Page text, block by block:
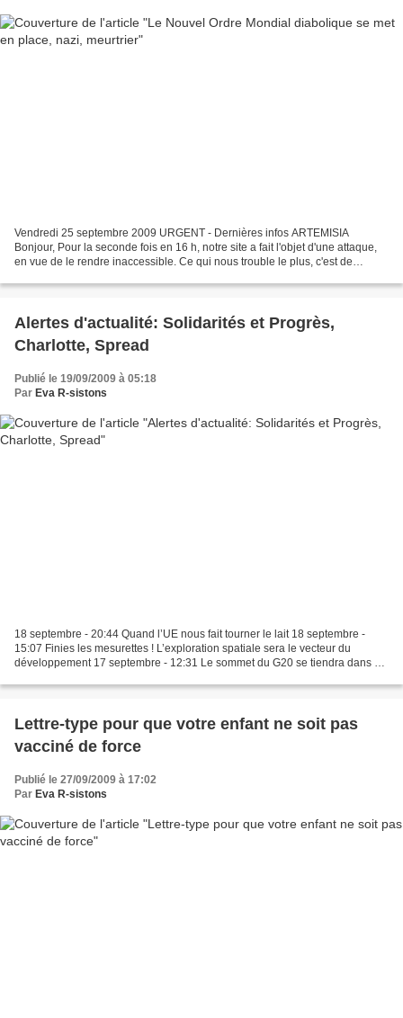
Vendredi 25 septembre 2009 URGENT - Dernières infos ARTEMISIA
Bonjour, Pour la seconde fois en 16 h, notre site a fait l'objet d'une attaque,
en vue de le rendre inaccessible. Ce qui nous trouble le plus, c'est de
Alertes d'actualité: Solidarités et Progrès,
Charlotte, Spread
Publié le 19/09/2009 à 05:18
Par Eva R-sistons
18 septembre - 20:44 Quand l’UE nous fait tourner le lait 18 septembre -
15:07 Finies les mesurettes ! L’exploration spatiale sera le vecteur du
développement 17 septembre - 12:31 Le sommet du G20 se tiendra dans un
Lettre-type pour que votre enfant ne soit pas
vacciné de force
Publié le 27/09/2009 à 17:02
Par Eva R-sistons